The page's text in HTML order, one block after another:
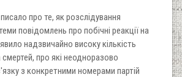
про те, як розслідування
повідомлень про побічні реакції на
надзвичайно високу кількість
смертей, про які неодноразово
з конкретними номерами партій